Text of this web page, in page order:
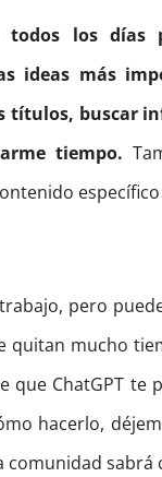
los días
ideas más
títulos, buscar
tiempo.
pero
quitan mucho
que ChatGPT
hacerlo,
comunidad sabrá